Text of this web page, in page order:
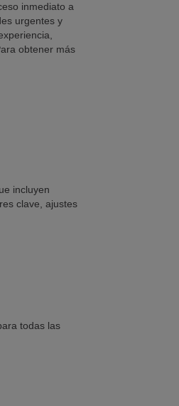
inmediato a
urgentes y
obtener más
incluyen
clave, ajustes
todas las